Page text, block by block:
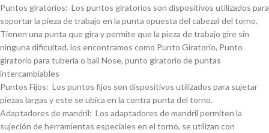
Puntos giratorios: Los puntos giratorios son dispositivos utilizados para
soportar la pieza de trabajo en la punta opuesta del cabezal del torno.
Tienen una punta que gira y permite que la pieza de trabajo gire sin
ninguna dificultad. los encontramos como Punto Giratorio, Punto
giratorio para tuberí­a o ball Nose, punto giratorio de puntas
intercambiables
Puntos Fijos: Los puntos fijos son dispositivos utilizados para sujetar
piezas largas y este se ubica en la contra punta del torno.
Adaptadores de mandril: Los adaptadores de mandril permiten la
sujeción de herramientas especiales en el torno, se utilizan con